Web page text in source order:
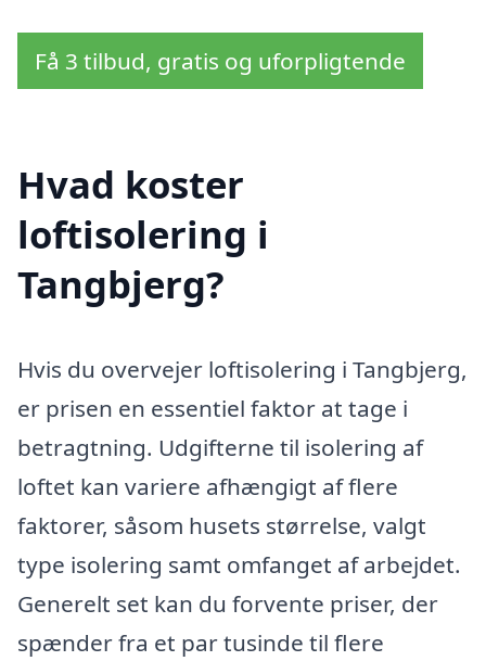
Få 3 tilbud, gratis og uforpligtende
Hvad koster
loftisolering i
Tangbjerg?
Hvis du overvejer loftisolering i Tangbjerg,
er prisen en essentiel faktor at tage i
betragtning. Udgifterne til isolering af
loftet kan variere afhængigt af flere
faktorer, såsom husets størrelse, valgt
type isolering samt omfanget af arbejdet.
Generelt set kan du forvente priser, der
spænder fra et par tusinde til flere